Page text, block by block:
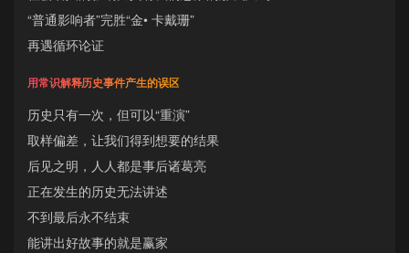
“普通影响者”完胜“金• 卡戴珊”
再遇循环论证
用常识解释历史事件产生的误区
历史只有一次，但可以“重演”
取样偏差，让我们得到想要的结果
后见之明，人人都是事后诸葛亮
正在发生的历史无法讲述
不到最后永不结束
能讲出好故事的就是赢家